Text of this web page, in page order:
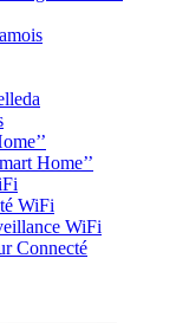
Home’’
WiFi
WiFi
Connecté